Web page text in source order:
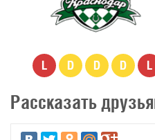
L D D D L
Рассказать